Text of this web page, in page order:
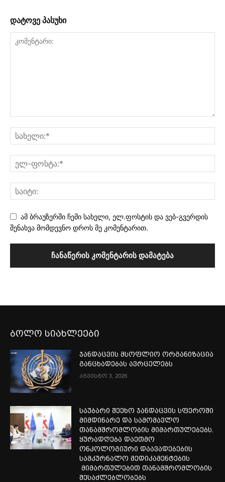
დატოვე პასუხი
ამ ბრაუზერში ჩემი სახელი, ელ.ფოსტის და ვებ-გვერდის
შენახვა მომდევნო დროს მე კომენტარით.
ბოლო სიახლეები
ჯანდაცვის მსოფლიო ორგანიზაცია
განცხადებას ავრცელებს
აგვისტო 3, 2026
საუბარი შეეხო ჯანდაცვის სფეროში
მიმდინარე და სამომავლო
თანამშრომლობის მიმართულებებს.
ყურადღება დაეთმო
ონკოლოგიური დაავადებების
სამკურნალო მედიკამენტების
მიმართულებით თანამშრომლობის
შესაძლებლობებს